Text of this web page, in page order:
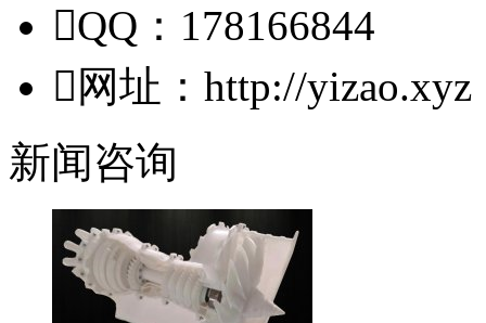
QQ：178166844
 网址：http://yizao.xyz
新闻咨询